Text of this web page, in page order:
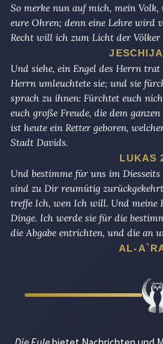
So merke nun auf mich, mein
eure Ohren; denn eine Lehre wird
Recht will ich zum Licht der Völker
Und siehe, ein Engel des Herrn
Herrn umleuchtete sie; und sie
sprach zu ihnen: Fürchtet euch
euch große Freude, die dem
ist heute ein Retter geboren,
Stadt Davids.
LUKAS
Und bestimme für uns im
sind zu Dir reumütig
treffe Ich, wen Ich will. Und meine
Dinge. Ich werde sie für die
die Abgabe entrichten, und die an
AL-